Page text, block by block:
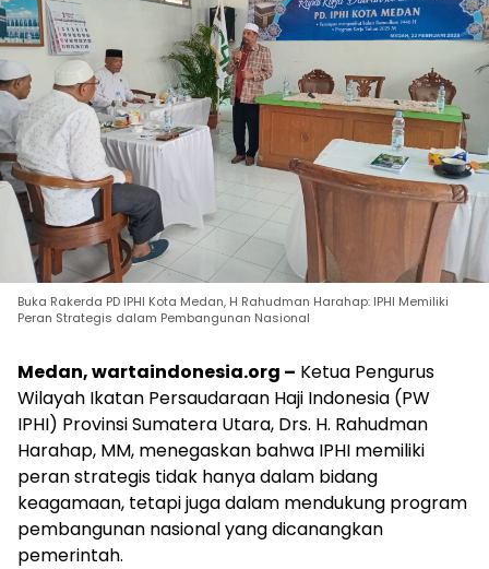
Buka Rakerda PD IPHI Kota Medan, H Rahudman Harahap: IPHI Memiliki
Peran Strategis dalam Pembangunan Nasional
Medan, wartaindonesia.org – Ketua Pengurus
Wilayah Ikatan Persaudaraan Haji Indonesia (PW
IPHI) Provinsi Sumatera Utara, Drs. H. Rahudman
Harahap, MM, menegaskan bahwa IPHI memiliki
peran strategis tidak hanya dalam bidang
keagamaan, tetapi juga dalam mendukung program
pembangunan nasional yang dicanangkan
pemerintah.